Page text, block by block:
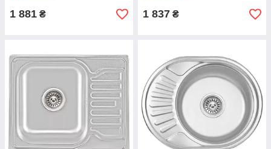
1 881 ₴ 1 837 ₴